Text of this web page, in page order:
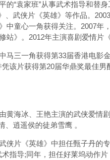
“袁家班”从事武术指导和替
武侠片《英雄》等作品。
中童心一角获得关注。2007
》。2012年主演喜剧爱情片《
三一角获得第33届香港电影
该片获得第20届华鼎奖最佳
海冰、王艳主演的武侠爱情
逍遥侯的徒弟雪鹰 。
片《英雄》中担任甄子丹的
指导;同年，担任好莱坞动作片